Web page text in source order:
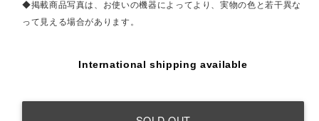
◆掲載商品写真は、お使いの機器によってより、実物の色と若干異な
って見える場合があります。
International shipping available